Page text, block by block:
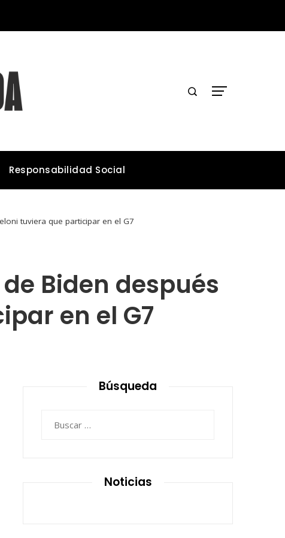
Responsabilidad Social
tuviera que participar en el G7
Biden después
en el G7
Búsqueda
Noticias